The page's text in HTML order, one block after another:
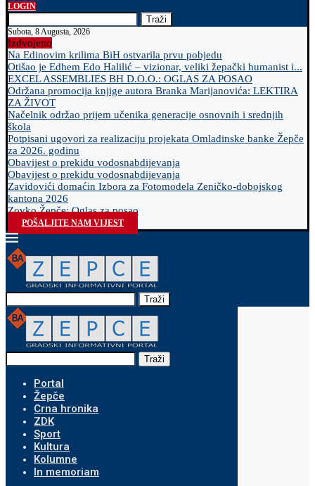
LOGIN
Traži
Subota, 8 Augusta, 2026
Izdvojeno
Na Edinovim krilima BiH ostvarila prvu pobjedu
Otišao je Edhem Edo Halilić – vizionar, veliki žepački humanist i...
EXCEL ASSEMBLIES BH D.O.O.: OGLAS ZA POSAO
Održana promocija knjige autora Branka Marijanovića: LEKTIRA
ZA ŽIVOT
Načelnik održao prijem učenika generacije osnovnih i srednjih
škola
Potpisani ugovori za realizaciju projekata Omladinske banke Žepče
za 2026. godinu
Obavijest o prekidu vodosnabdijevanja
Obavijest o prekidu vodosnabdijevanja
Zavidovići domaćin Izbora za Fotomodela Zeničko-dobojskog
kantona 2026
Zovko Žepče: Oglas za posao
POŠALJITE NAM VIJEST
Traži
Traži
Portal
Žepče
Crna hronika
ZDK
Sport
Kultura
Kolumne
In memoriam